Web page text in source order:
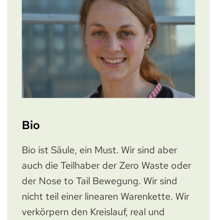
Bio
Bio ist Säule, ein Must. Wir sind aber
auch die Teilhaber der Zero Waste oder
der Nose to Tail Bewegung. Wir sind
nicht teil einer linearen Warenkette. Wir
verkörpern den Kreislauf, real und